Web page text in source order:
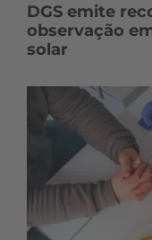
DGS emite
observação
solar